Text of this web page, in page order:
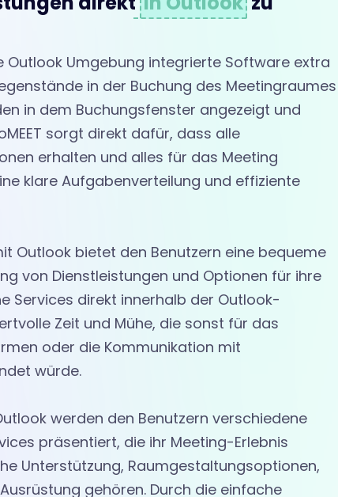
Outlook Umgebung integrierte Software extra
in der Buchung des Meetingraumes
in dem Buchungsfenster angezeigt und
sorgt direkt dafür, dass alle
erhalten und alles für das Meeting
klare Aufgabenverteilung und effiziente
Outlook bietet den Benutzern eine bequeme
von Dienstleistungen und Optionen für ihre
Services direkt innerhalb der Outlook-
Zeit und Mühe, die sonst für das
oder die Kommunikation mit
würde.
werden den Benutzern verschiedene
präsentiert, die ihr Meeting-Erlebnis
Unterstützung, Raumgestaltungsoptionen,
gehören. Durch die einfache